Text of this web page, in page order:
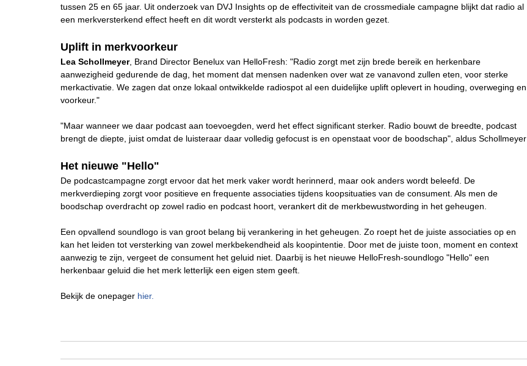
tussen 25 en 65 jaar. Uit onderzoek van DVJ Insights op de effectiviteit van de crossmediale campagne blijkt dat radio al
een merkversterkend effect heeft en dit wordt versterkt als podcasts in worden gezet.
Uplift in merkvoorkeur
Lea Schollmeyer, Brand Director Benelux van HelloFresh: "Radio zorgt met zijn brede bereik en herkenbare
aanwezigheid gedurende de dag, het moment dat mensen nadenken over wat ze vanavond zullen eten, voor sterke
merkactivatie. We zagen dat onze lokaal ontwikkelde radiospot al een duidelijke uplift oplevert in houding, overweging en
voorkeur."
"Maar wanneer we daar podcast aan toevoegden, werd het effect significant sterker. Radio bouwt de breedte, podcast
brengt de diepte, juist omdat de luisteraar daar volledig gefocust is en openstaat voor de boodschap", aldus Schollmeyer
Het nieuwe "Hello"
De podcastcampagne zorgt ervoor dat het merk vaker wordt herinnerd, maar ook anders wordt beleefd. De
merkverdieping zorgt voor positieve en frequente associaties tijdens koopsituaties van de consument. Als men de
boodschap overdracht op zowel radio en podcast hoort, verankert dit de merkbewustwording in het geheugen.
Een opvallend soundlogo is van groot belang bij verankering in het geheugen. Zo roept het de juiste associaties op en
kan het leiden tot versterking van zowel merkbekendheid als koopintentie. Door met de juiste toon, moment en context
aanwezig te zijn, vergeet de consument het geluid niet. Daarbij is het nieuwe HelloFresh-soundlogo "Hello" een
herkenbaar geluid die het merk letterlijk een eigen stem geeft.
Bekijk de onepager hier.